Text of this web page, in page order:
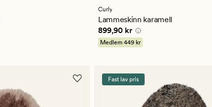
en
gjennomsnittlig
vurdering
på
4.5
Curly
Lammeskinn karamell
Pris 899,90 kr
899,90 kr
Medlem 449 kr
Fast lav pris